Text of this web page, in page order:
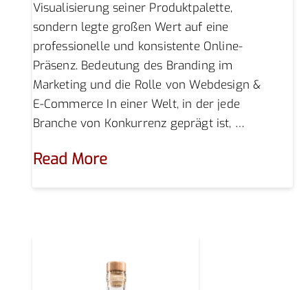
Visualisierung seiner Produktpalette,
sondern legte großen Wert auf eine
professionelle und konsistente Online-
Präsenz. Bedeutung des Branding im
Marketing und die Rolle von Webdesign &
E-Commerce In einer Welt, in der jede
Branche von Konkurrenz geprägt ist, …
Read More